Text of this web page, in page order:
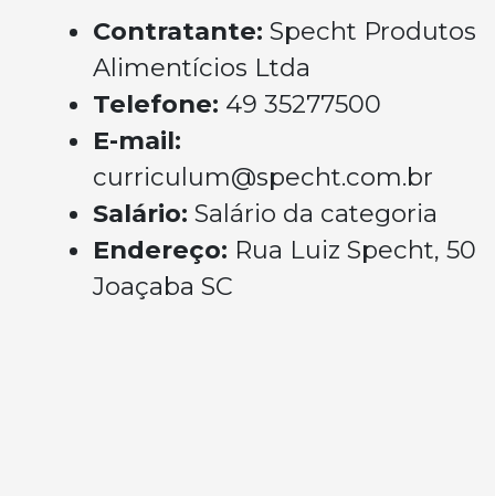
Contratante: Specht Produtos
Alimentícios Ltda
Telefone: 49 35277500
E-mail:
curriculum@specht.com.br
Salário: Salário da categoria
Endereço: Rua Luiz Specht, 50
Joaçaba SC